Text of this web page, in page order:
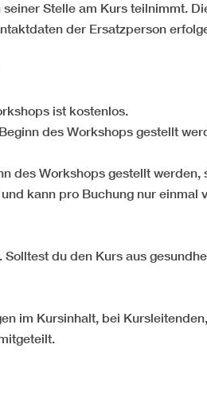
Stelle am Kurs teilnimmt.
der Ersatzperson
ist kostenlos.
des Workshops gestellt
des Workshops gestellt
kann pro Buchung nur einmal
du den Kurs aus
im Kursinhalt, bei